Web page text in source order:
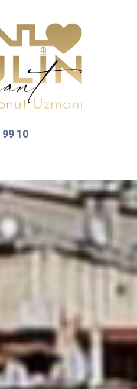
99 10